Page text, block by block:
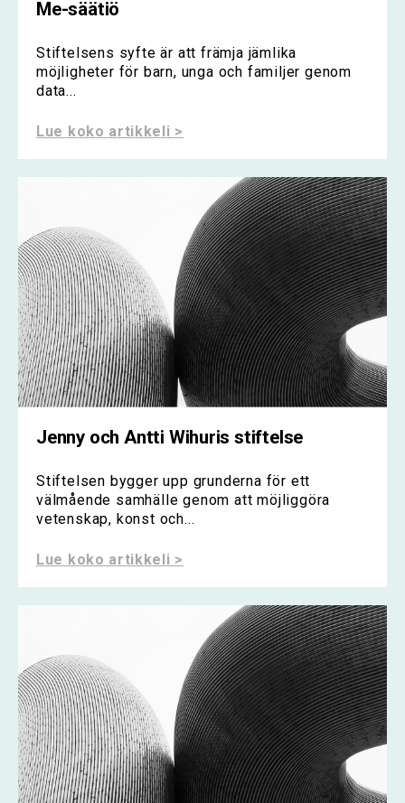
Me-säätiö
Stiftelsens syfte är att främja jämlika
möjligheter för barn, unga och familjer genom
data...
Lue koko artikkeli >
Jenny och Antti Wihuris stiftelse
Stiftelsen bygger upp grunderna för ett
välmående samhälle genom att möjliggöra
vetenskap, konst och...
Lue koko artikkeli >